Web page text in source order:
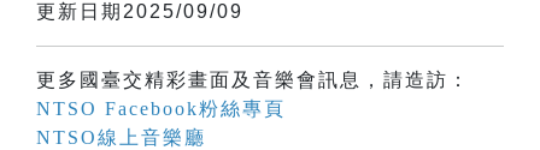
更新日期2025/09/09
更多國臺交精彩畫面及音樂會訊息，請造訪：
NTSO Facebook粉絲專頁
NTSO線上音樂廳